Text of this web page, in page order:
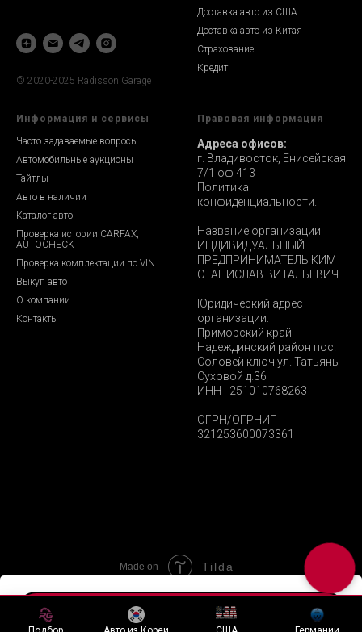
Хочу подобный лот
© 2020-2025 Radisson Garage
Доставка авто из США
Доставка авто из Китая
Страхование
Кредит
Информация и сервисы
Часто задаваемые вопросы
Автомобильные аукционы
Тайтлы
Авто в наличии
Каталог авто
Проверка истории CARFAX,
AUTOCHECK
Проверка комплектации по VIN
Выкуп авто
О компании
Контакты
Правовая информация
Адреса офисов:
г. Владивосток, Енисейская
7/1 оф 413
Политика
конфиденциальности.
Название организации
ИНДИВИДУАЛЬНЫЙ
ПРЕДПРИНИМАТЕЛЬ КИМ
СТАНИСЛАВ ВИТАЛЬЕВИЧ
Юридический адрес
организации:
Приморский край
Надеждинский район пос.
Соловей ключ ул. Татьяны
Суховой д.36
ИНН - 251010768263
ОГРН/ОГРНИП
321253600073361
Made on Tilda